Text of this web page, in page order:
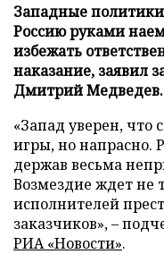
Западные
Россию руками
избежать
наказание, заявил
Дмитрий Медведев.
«Запад уверен, что
игры, но напрасно.
держав весьма
Возмездие ждет не
исполнителей
заказчиков», –
РИА «Новости».